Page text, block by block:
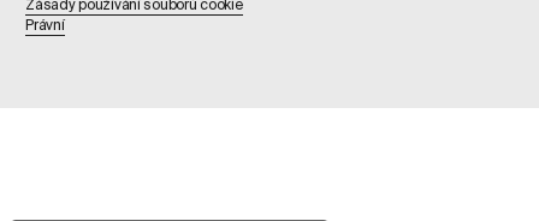
Zásady používání souborů cookie
Právní